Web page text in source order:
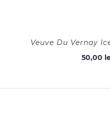
Veuve Du Vernay
50,00